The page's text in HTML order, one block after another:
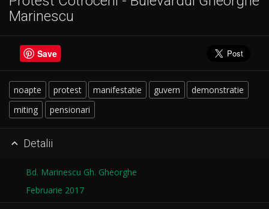
Marinescu
Save
noapte protest manifestatie guvern
demonstratie
miting
pensionari
 Detalii
Bd. Marinescu Gh. Gheorghe
Februarie 2017